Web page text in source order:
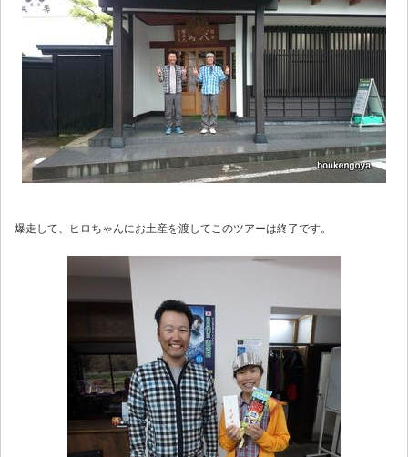
爆走して、ヒロちゃんにお土産を渡してこのツアーは終了です。